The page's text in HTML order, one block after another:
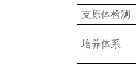
支原体检测
培养体系